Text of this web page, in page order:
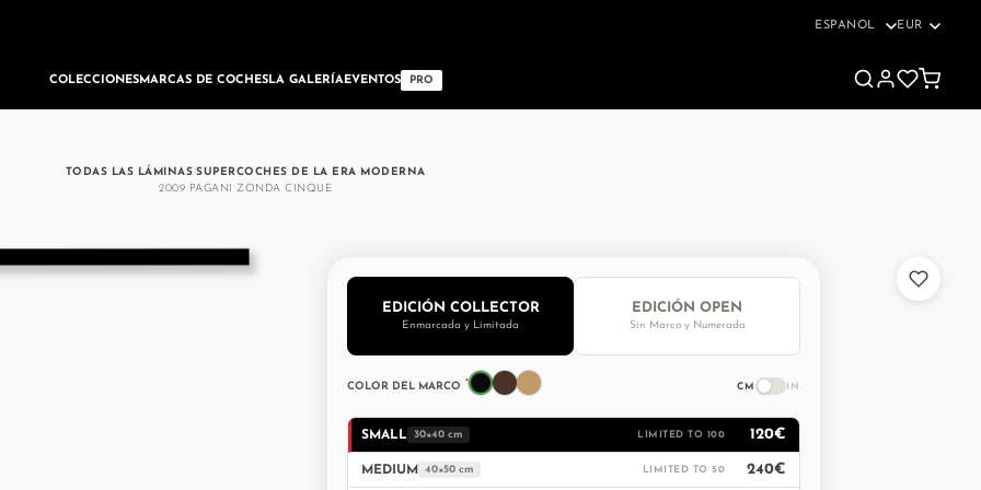
Choose
language
COLECCIONESMARCAS DE COCHESLA GALERÍAEVENTOS PRO
TODAS LAS LÁMINAS/SUPERCOCHES DE LA ERA MODERNA
2009 PAGANI ZONDA CINQUE
EDICIÓN COLLECTOR
Enmarcada y Limitada
EDICIÓN OPEN
Sin Marco y Numerada
COLOR DEL MARCO * CM IN
SMALL 30×40 cm LIMITED TO 100 120€
MEDIUM 40×50 cm LIMITED TO 50 240€